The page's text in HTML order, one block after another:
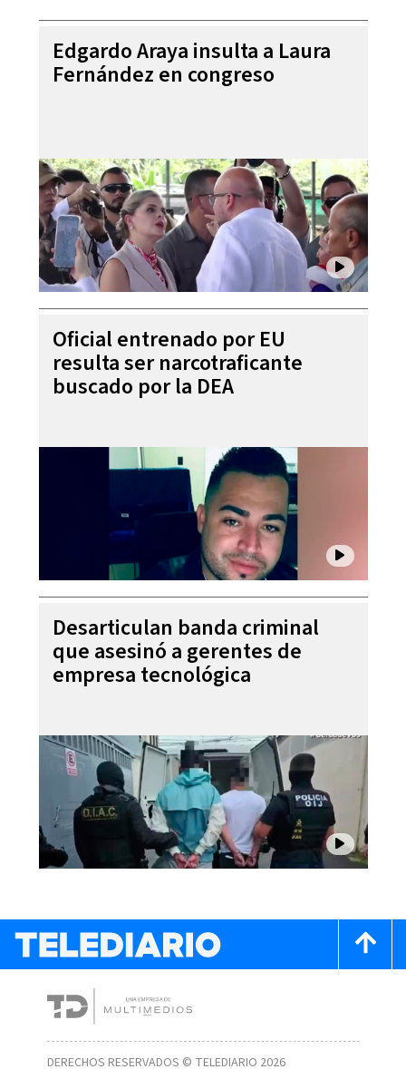
Edgardo Araya insulta a Laura
Fernández en congreso
Oficial entrenado por EU
resulta ser narcotraficante
buscado por la DEA
Desarticulan banda criminal
que asesinó a gerentes de
empresa tecnológica
DERECHOS RESERVADOS © TELEDIARIO 2026